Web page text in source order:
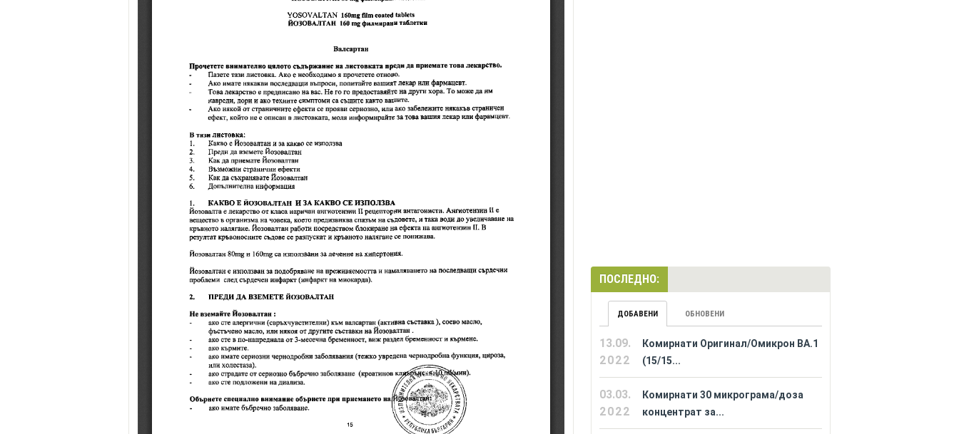
ПОСЛЕДНО:
ДОБАВЕНИ ОБНОВЕНИ
13.09.
2022
Комирнати Оригинал/Омикрон BA.1
(15/15...
03.03.
2022
Комирнати 30 микрограма/доза
концентрат за...